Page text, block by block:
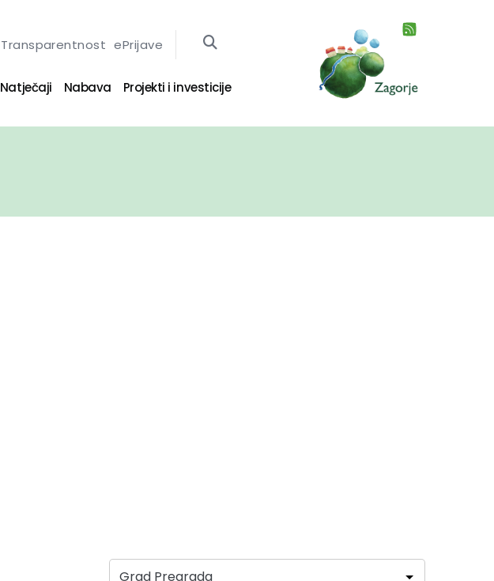
Transparentnost ePrijave
Natječaji Nabava Projekti i investicije